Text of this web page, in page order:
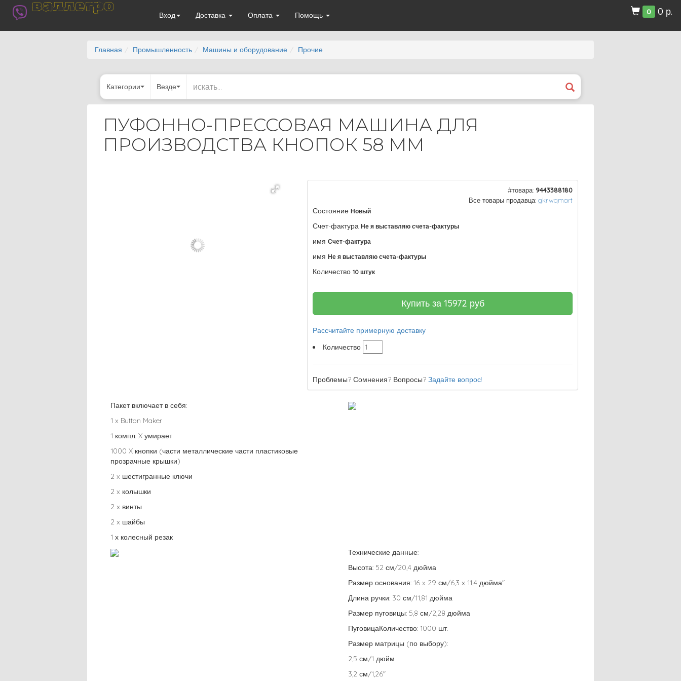
валлегро
Вход Доставка Оплата Помощь 0 0 р.
Главная Промышленность Машины и оборудование Прочие
Категории Везде
ПУФОННО-ПРЕССОВАЯ МАШИНА ДЛЯ
ПРОИЗВОДСТВА КНОПОК 58 ММ
#товара: 9443388180
Все товары продавца: gkrwqmart
Состояние Новый
Счет-фактура Не я выставляю счета-фактуры
имя Счет-фактура
имя Не я выставляю счета-фактуры
Количество 10 штук
Купить за 15972 руб
Рассчитайте примерную доставку
Количество
Проблемы? Сомнения? Вопросы?Задайте вопрос!
Пакет включает в себя:
1 x Button Maker
1 компл. X умирает
1000 X кнопки (части металлические части пластиковые
прозрачные крышки)
2 x шестигранные ключи
2 x колышки
2 x винты
2 x шайбы
1 х колесный резак
Технические данные:
Высота: 52 см/20,4 дюйма
Размер основания: 16 x 29 см/6,3 x 11,4 дюйма"
Длина ручки: 30 см/11,81 дюйма
Размер пуговицы: 5,8 см/2,28 дюйма
ПуговицаКоличество: 1000 шт.
Размер матрицы (по выбору):
2,5 см/1 дюйм
3,2 см/1,26"